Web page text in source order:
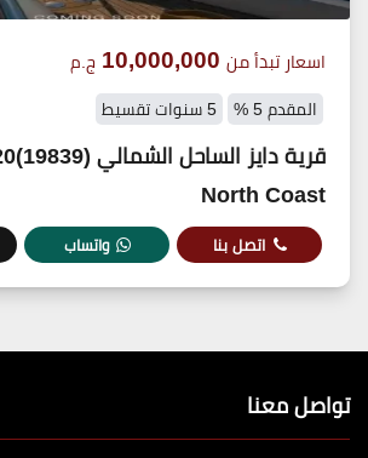
اسعار تبدأ من 10,000,000 ج.م
المقدم 5 % 5 سنوات تقسيط
North Coast
اتصل بنا واتساب
تواصل معنا